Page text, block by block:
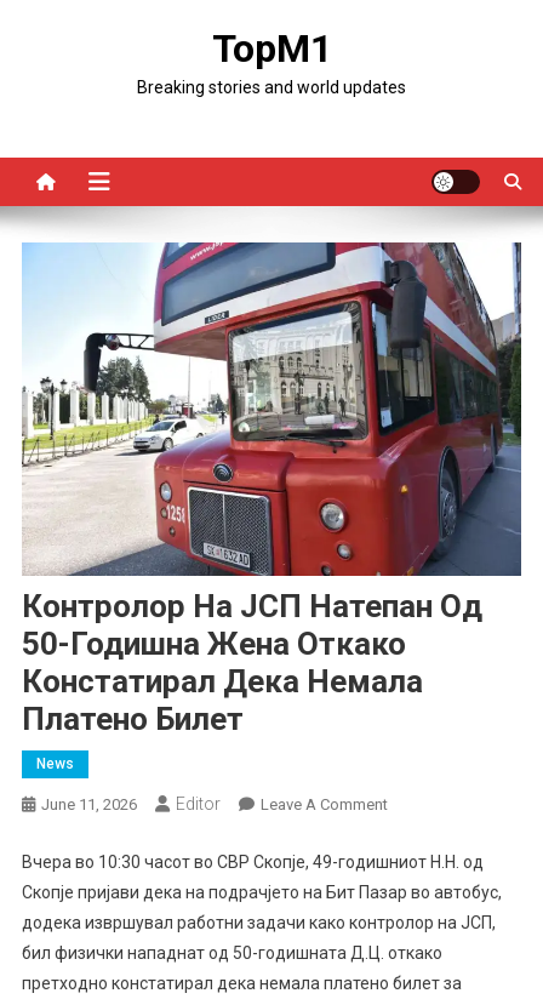
TopM1
Breaking stories and world updates
Контролор На ЈСП Натепан Од
50-Годишна Жена Откако
Констатирал Дека Немала
Платено Билет
News
June 11, 2026 Еditor Leave A CommentOn
На
ЈСП
Вчера во 10:30 часот во СВР Скопје, 49-годишниот Н.Н. од
Скопје пријави дека на подрачјето на Бит Пазар во автобус,
додека извршувал работни задачи како контролор на ЈСП,
бил физички нападнат од 50-годишната Д.Ц. откако
претходно констатирал дека немала платено билет за